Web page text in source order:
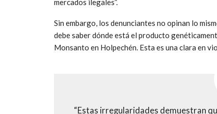
mercados ilegales”.
Sin embargo, los denunciantes no opinan lo
debe saber dónde está el producto
Monsanto en Holpechén. Esta es una clara en
“Estas irregularidades demuestran